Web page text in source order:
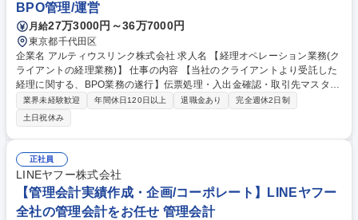
BPO管理/運営
月給27万3000円～36万7000円
東京都千代田区
企業名 アルティウスリンク株式会社 求人名 【経理オペレーション業務(ク
ライアントの経理業務)】 仕事の内容 【当社のクライアントより受託した
経理に関する、BPO業務の遂行】伝票処理・入出金確認・取引先マスタ登
録・経費精算・支払依頼・給与支払・資金移動等の経理業務関連のオペレ
ーションに従事頂く方を募集します。 ますはオペレーションンを習得し、
その後オペレーターのサポート、その後は今後の業容拡大を踏まえ将来的
にはリーダーを目指してください。 【将来的に担って頂く業務】・オペレ
ーションの習得はもちろん、マニュアルの作成・研修・品質管理・オペレ
ーターの指導育成・お客様企業担当者との運用調整、各種報告の実施・オ
ペレーターが行った作業のダブルチェック・業務遂行計画の立案、進捗管
理・品質向上施策の立案及び実行 募集職種 【経理オペレーション業務(ク
ライアントの経理業務)】
業界未経験歓迎 年間休日120日以上 退職金あり
完全週休2日制
土日祝休み
正社員
LINEヤフー株式会社
【管理会計実績作成・企画/コーポレート】LINEヤフー
全社の管理会計をお任せ 管理会計